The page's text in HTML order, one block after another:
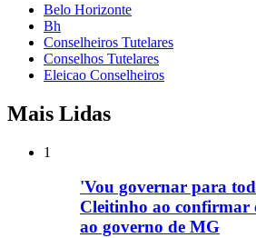
Belo Horizonte
Bh
Conselheiros Tutelares
Conselhos Tutelares
Eleicao Conselheiros
Mais Lidas
1
'Vou governar para
Cleitinho ao confirmar
ao governo de MG